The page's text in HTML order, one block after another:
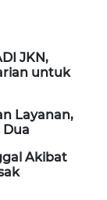
JKN,
untuk
Layanan,
Dua
Akibat